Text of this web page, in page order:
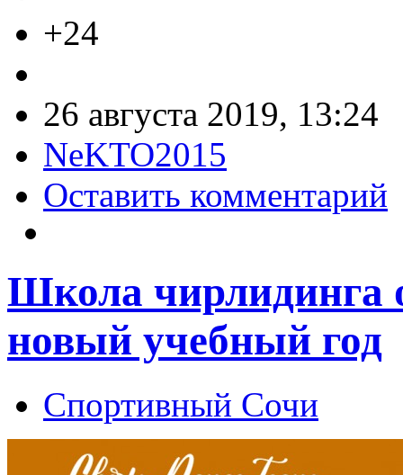
+24
26 августа 2019, 13:24
NeKTO2015
Оставить комментарий
Школа чирлидинга
новый учебный год
Спортивный Сочи